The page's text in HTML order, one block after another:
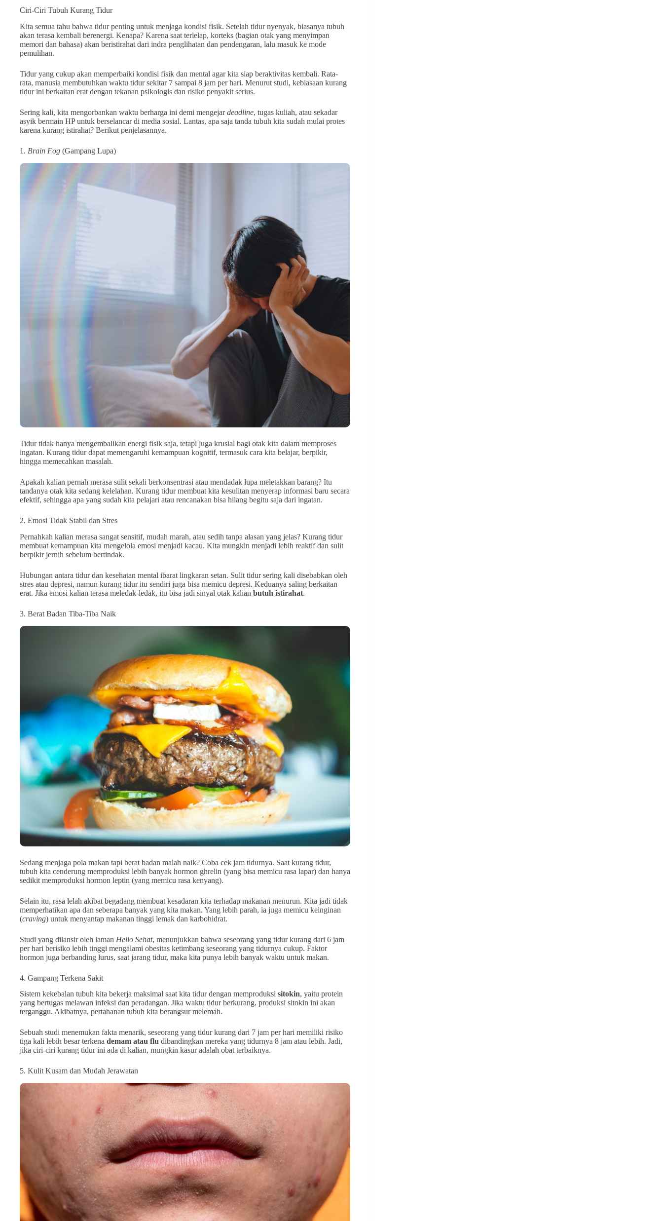
Ciri-Ciri Tubuh Kurang Tidur
Kita semua tahu bahwa tidur penting untuk menjaga kondisi fisik. Setelah tidur nyenyak, biasanya tubuh
akan terasa kembali berenergi. Kenapa? Karena saat terlelap, korteks (bagian otak yang menyimpan
memori dan bahasa) akan beristirahat dari indra penglihatan dan pendengaran, lalu masuk ke mode
pemulihan.
Tidur yang cukup akan memperbaiki kondisi fisik dan mental agar kita siap beraktivitas kembali. Rata-
rata, manusia membutuhkan waktu tidur sekitar 7 sampai 8 jam per hari. Menurut studi, kebiasaan kurang
tidur ini berkaitan erat dengan tekanan psikologis dan risiko penyakit serius.
Sering kali, kita mengorbankan waktu berharga ini demi mengejardeadline, tugas kuliah, atau sekadar
asyik bermain HP untuk berselancar di media sosial. Lantas, apa saja tanda tubuh kita sudah mulai protes
karena kurang istirahat? Berikut penjelasannya.
1. Brain Fog (Gampang Lupa)
Tidur tidak hanya mengembalikan energi fisik saja, tetapi juga krusial bagi otak kita dalam memproses
ingatan. Kurang tidur dapat memengaruhi kemampuan kognitif, termasuk cara kita belajar, berpikir,
hingga memecahkan masalah.
Apakah kalian pernah merasa sulit sekali berkonsentrasi atau mendadak lupa meletakkan barang? Itu
tandanya otak kita sedang kelelahan. Kurang tidur membuat kita kesulitan menyerap informasi baru secara
efektif, sehingga apa yang sudah kita pelajari atau rencanakan bisa hilang begitu saja dari ingatan.
2. Emosi Tidak Stabil dan Stres
Pernahkah kalian merasa sangat sensitif, mudah marah, atau sedih tanpa alasan yang jelas? Kurang tidur
membuat kemampuan kita mengelola emosi menjadi kacau. Kita mungkin menjadi lebih reaktif dan sulit
berpikir jernih sebelum bertindak.
Hubungan antara tidur dan kesehatan mental ibarat lingkaran setan. Sulit tidur sering kali disebabkan oleh
stres atau depresi, namun kurang tidur itu sendiri juga bisa memicu depresi. Keduanya saling berkaitan
erat. Jika emosi kalian terasa meledak-ledak, itu bisa jadi sinyal otak kalian butuh istirahat.
3. Berat Badan Tiba-Tiba Naik
Sedang menjaga pola makan tapi berat badan malah naik? Coba cek jam tidurnya. Saat kurang tidur,
tubuh kita cenderung memproduksi lebih banyak hormon ghrelin (yang bisa memicu rasa lapar) dan hanya
sedikit memproduksi hormon leptin (yang memicu rasa kenyang).
Selain itu, rasa lelah akibat begadang membuat kesadaran kita terhadap makanan menurun. Kita jadi tidak
memperhatikan apa dan seberapa banyak yang kita makan. Yang lebih parah, ia juga memicu keinginan
(craving) untuk menyantap makanan tinggi lemak dan karbohidrat.
Studi yang dilansir oleh laman Hello Sehat, menunjukkan bahwa seseorang yang tidur kurang dari 6 jam
per hari berisiko lebih tinggi mengalami obesitas ketimbang seseorang yang tidurnya cukup. Faktor
hormon juga berbanding lurus, saat jarang tidur, maka kita punya lebih banyak waktu untuk makan.
4. Gampang Terkena Sakit
Sistem kekebalan tubuh kita bekerja maksimal saat kita tidur dengan memproduksi sitokin, yaitu protein
yang bertugas melawan infeksi dan peradangan. Jika waktu tidur berkurang, produksi sitokin ini akan
terganggu. Akibatnya, pertahanan tubuh kita berangsur melemah.
Sebuah studi menemukan fakta menarik, seseorang yang tidur kurang dari 7 jam per hari memiliki risiko
tiga kali lebih besar terkena demam atau flu dibandingkan mereka yang tidurnya 8 jam atau lebih. Jadi,
jika ciri-ciri kurang tidur ini ada di kalian, mungkin kasur adalah obat terbaiknya.
5. Kulit Kusam dan Mudah Jerawatan